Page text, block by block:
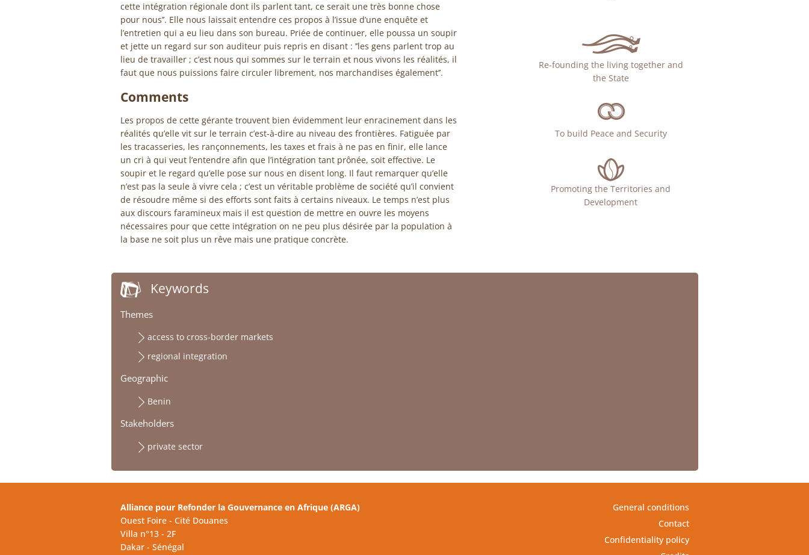
cette intégration régionale dont ils parlent tant, ce serait une très bonne chose
pour nous’’. Elle nous laissait entendre ces propos à l’issue d’une enquête et
l’entretien qui a eu lieu dans son bureau. Priée de continuer, elle poussa un soupir
et jette un regard sur son auditeur puis repris en disant : ’’les gens parlent trop au
lieu de travailler ; c’est nous qui sommes sur le terrain et nous vivons les réalités, il
faut que nous puissions faire circuler librement, nos marchandises également’’.
Comments
Les propos de cette gérante trouvent bien évidemment leur enracinement dans les
réalités qu’elle vit sur le terrain c’est-à-dire au niveau des frontières. Fatiguée par
les tracasseries, les rançonnements, les taxes et frais à ne pas en finir, elle lance
un cri à qui veut l’entendre afin que l’intégration tant prônée, soit effective. Le
soupir et le regard qu’elle pose sur nous en disent long. Il faut remarquer qu’elle
n’est pas la seule à vivre cela ; c’est un véritable problème de société qu’il convient
de résoudre même si des efforts sont faits à certains niveaux. Le temps n’est plus
aux discours faramineux mais il est question de mettre en ouvre les moyens
nécessaires pour que cette intégration on ne peu plus désirée par la population à
la base ne soit plus un rêve mais une pratique concrète.
Re-founding the living together and
the State
To build Peace and Security
Promoting the Territories and
Development
Keywords
Themes
access to cross-border markets
regional integration
Geographic
Benin
Stakeholders
private sector
Alliance pour Refonder la Gouvernance en Afrique (ARGA)
Ouest Foire - Cité Douanes
Villa n°13 - 2F
Dakar - Sénégal
General conditions
Contact
Confidentiality policy